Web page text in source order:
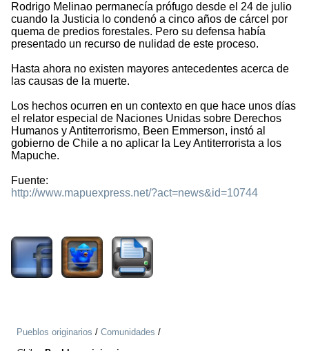
Rodrigo Melinao permanecía prófugo desde el 24 de julio
cuando la Justicia lo condenó a cinco años de cárcel por
quema de predios forestales. Pero su defensa había
presentado un recurso de nulidad de este proceso.
Hasta ahora no existen mayores antecedentes acerca de
las causas de la muerte.
Los hechos ocurren en un contexto en que hace unos días
el relator especial de Naciones Unidas sobre Derechos
Humanos y Antiterrorismo, Been Emmerson, instó al
gobierno de Chile a no aplicar la Ley Antiterrorista a los
Mapuche.
Fuente:
http://www.mapuexpress.net/?act=news&id=10744
Pueblos originarios / Comunidades /